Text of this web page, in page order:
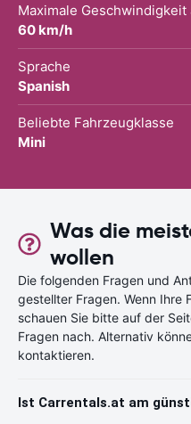
Maximale
60 km/h
Sprache
Spanish
Beliebte Fahrzeugklasse
Mini
Was die
wollen
Die folgenden Fragen und
gestellter Fragen. Wenn Ihre
schauen Sie bitte auf der
Fragen nach. Alternativ
kontaktieren.
Ist Carrentals.at am